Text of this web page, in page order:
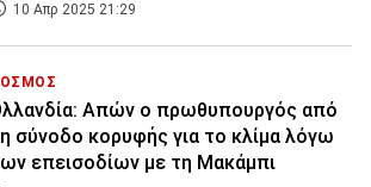
10 Απρ 2025 21:29
Απών ο πρωθυπουργός από
σύνοδο κορυφής για το κλίμα λόγω
επεισοδίων με τη Μακάμπι